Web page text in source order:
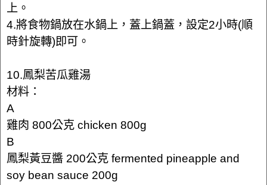
上。
4.將食物鍋放在水鍋上，蓋上鍋蓋，設定2小時(順
時針旋轉)即可。
10.鳳梨苦瓜雞湯
材料：
A
雞肉 800公克 chicken 800g
B
鳳梨黃豆醬 200公克 fermented pineapple and
soy bean sauce 200g